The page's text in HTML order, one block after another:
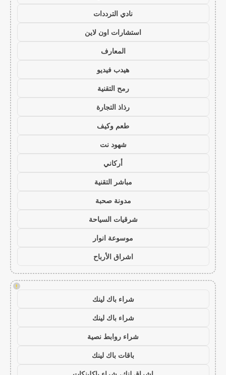
نادي الترددات
استشارات اون لاين
المعارف
هيدب فيديو
رمح التقنية
رذاذ التجارة
طعم وكيف
شهود نت
أركاني
مباشر التقنية
مدونة صحبة
شرقيات السياحة
موسوعة انوار
اشراق الأرباح
!
شراء باك لينك
شراء باك لينك
شراء روابط نصية
باقات باك لينك